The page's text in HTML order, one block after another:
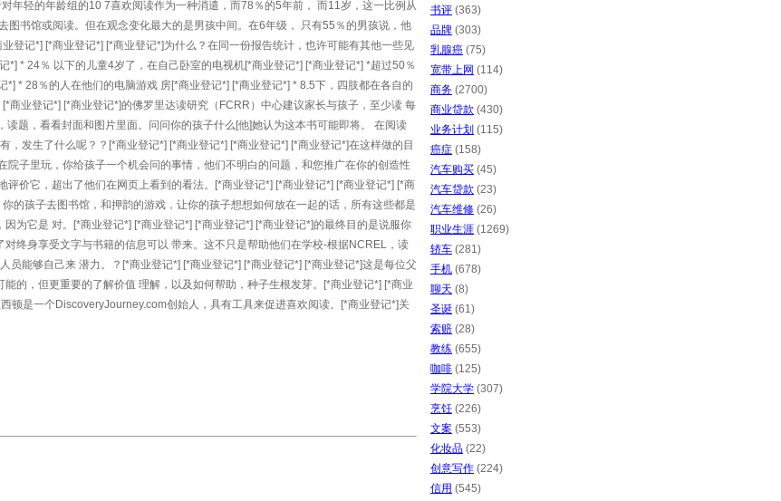
年轻的年龄组的10 7喜欢阅读作为一种消遣，而78％的5年前， 而11岁，这一比例从
图书馆或阅读。但在观念变化最大的是男孩中间。在6年级， 只有55％的男孩说，他
登记*] [*商业登记*] [*商业登记*]为什么？在同一份报告统计，也许可能有其他一些见
*] * 24％ 以下的儿童4岁了，在自己卧室的电视机[*商业登记*] [*商业登记*] *超过50％
*] * 28％的人在他们的电脑游戏 房[*商业登记*] [*商业登记*] * 8.5下，四肢都在各自的
商业登记*] [*商业登记*]的佛罗里达读研究（FCRR）中心建议家长与孩子，至少读 每
题，看看封面和图片里面。问问你的孩子什么[他]她认为这本书可能即将。 在阅读
，发生了什么呢？？[*商业登记*] [*商业登记*] [*商业登记*] [*商业登记*]在这样做的目
院子里玩，你给孩子一个机会问的事情，他们不明白的问题，和您推广在你的创造性
评价它，超出了他们在网页上看到的看法。[*商业登记*] [*商业登记*] [*商业登记*] [*商
的孩子去图书馆，和押韵的游戏，让你的孩子想想如何放在一起的话，所有这些都是
为它是 对。[*商业登记*] [*商业登记*] [*商业登记*] [*商业登记*]的最终目的是说服你
终身享受文字与书籍的信息可以 带来。这不只是帮助他们在学校-根据NCREL，读
员能够自己来 潜力。？[*商业登记*] [*商业登记*] [*商业登记*] [*商业登记*]这是每位父
的，但更重要的了解价值 理解，以及如何帮助，种子生根发芽。[*商业登记*] [*商业
顿是一个DiscoveryJourney.com创始人，具有工具来促进喜欢阅读。[*商业登记*]关
书评 (363)
品牌 (303)
乳腺癌 (75)
宽带上网 (114)
商务 (2700)
商业贷款 (430)
业务计划 (115)
癌症 (158)
汽车购买 (45)
汽车贷款 (23)
汽车维修 (26)
职业生涯 (1269)
轿车 (281)
手机 (678)
聊天 (8)
圣诞 (61)
索赔 (28)
教练 (655)
咖啡 (125)
学院大学 (307)
烹饪 (226)
文案 (553)
化妆品 (22)
创意写作 (224)
信用 (545)